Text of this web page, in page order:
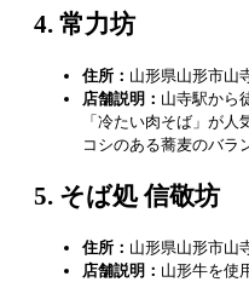
4. 常力坊
住所： 山形県山形市山
店舗説明： 山寺駅から
「冷たい肉そば」が
コシのある蕎麦のバラ
5. そば処 信敬坊
住所： 山形県山形市山
店舗説明： 山形牛を使